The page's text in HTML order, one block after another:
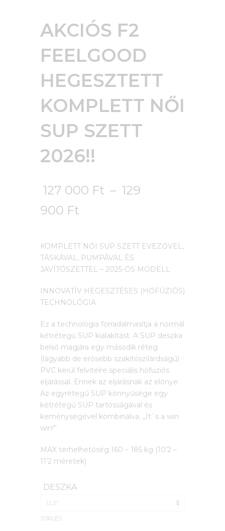
AKCIÓS F2
FEELGOOD
HEGESZTETT
KOMPLETT NŐI
SUP SZETT
2026!!
127 000 Ft – 129
900 Ft
KOMPLETT NŐI SUP SZETT EVEZŐVEL,
TÁSKÁVAL, PUMPÁVAL ÉS
JAVÍTÓSZETTEL – 2025-ÖS MODELL
INNOVATÍV HEGESZTÉSES (HŐFÚZIÓS)
TECHNOLÓGIA
Ez a technológia forradalmasítja a normál
kétrétegű SUP kialakítást. A SUP deszka
belső magjára egy második réteg
(lágyabb de erősebb szakítószilárdságú)
PVC kerül felvitelre speciális hőfuziós
eljárással. Ennek az eljárásnak az előnye:
Az egyrétegű SUP könnyűsége egy
kétrétegű SUP tartósságával és
keménységével kombinálva. „It´s a win
win!”
MAX terhelhetőség 160 – 185 kg (10’2 –
11’2 méretek)
DESZKA
TÖRLÉS